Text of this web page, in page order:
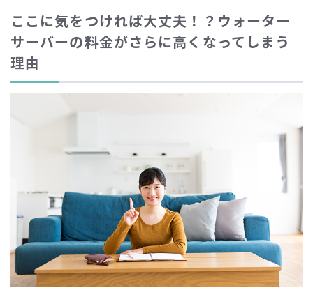
ここに気をつければ大丈夫！？ウォーター
サーバーの料金がさらに高くなってしまう
理由